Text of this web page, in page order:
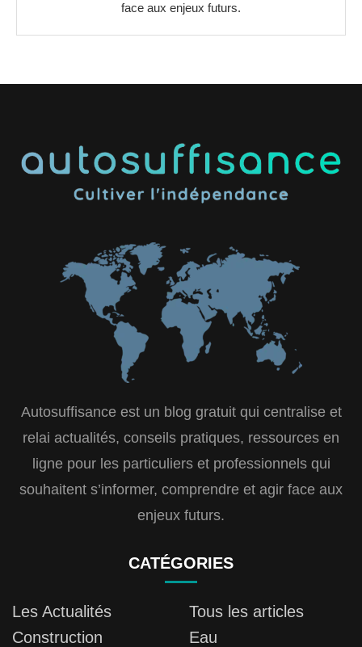
face aux enjeux futurs.
Autosuffisance est un blog gratuit qui centralise et
relai actualités, conseils pratiques, ressources en
ligne pour les particuliers et professionnels qui
souhaitent s’informer, comprendre et agir face aux
enjeux futurs.
CATÉGORIES
Les Actualités
Tous les articles
Construction
Eau